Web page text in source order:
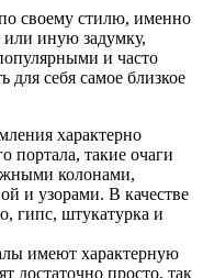
своему стилю, именно
или иную задумку,
и часто
себя самое близкое
характерно
портала, такие очаги
колонами,
и узорами. В качестве
гипс, штукатурка и
имеют характерную
достаточно просто, так